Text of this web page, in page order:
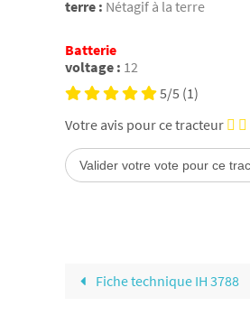
terre : Nétagif à la terre
Batterie
voltage : 12
5/5 (1)
Votre avis pour ce tracteur
Fiche technique IH 3788